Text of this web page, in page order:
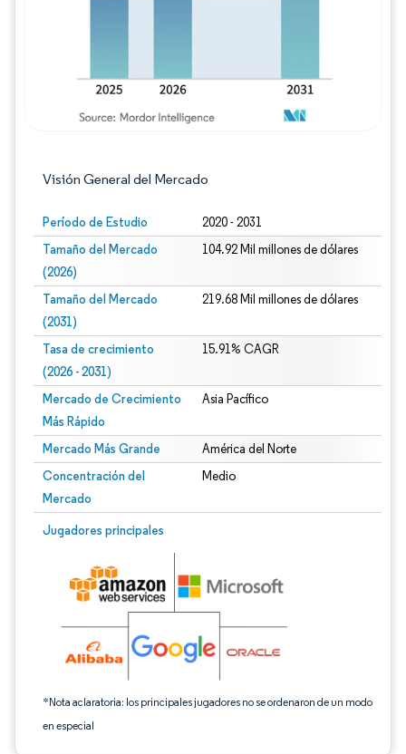
Visión General del Mercado
Período de Estudio 2020 - 2031
Tamaño del Mercado
(2026)
104.92 Mil millones de dólares
Tamaño del Mercado
(2031)
219.68 Mil millones de dólares
Tasa de crecimiento
(2026 - 2031)
15.91% CAGR
Mercado de Crecimiento
Más Rápido
Asia Pacífico
Mercado Más Grande América del Norte
Concentración del
Mercado
Medio
Jugadores principales
*Nota aclaratoria: los principales jugadores no se ordenaron de un modo
en especial
Imagen © Mordor Intelligence. El uso requiere atribución según CC BY 4.0.